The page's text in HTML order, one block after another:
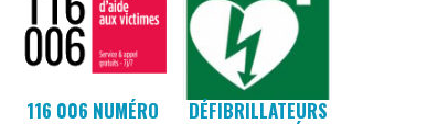
116 006 NUMÉRO
DÉFIBRILLATEURS